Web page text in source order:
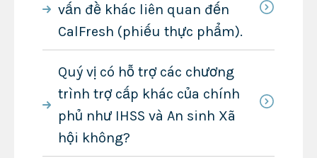
vấn đề khác liên quan đến
CalFresh (phiếu thực phẩm).
Quý vị có hỗ trợ các chương
trình trợ cấp khác của chính
phủ như IHSS và An sinh Xã
hội không?